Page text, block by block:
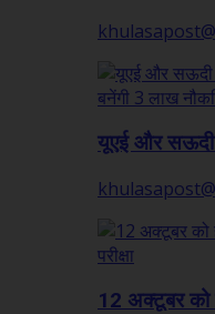
यूएई और सऊदी
12 अक्टूबर को